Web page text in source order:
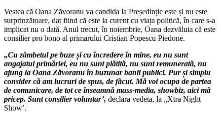
Vestea că Oana Zăvoranu va candida la Președinție este și nu este
surprinzătoare, dat fiind că este la curent cu viața politică, în care s-a
implicat nu o dată. Anul trecut, în noiembrie, Oana dezvăluia că este
consilier pro bono al primarului Cristian Popescu Piedone.
„Cu zâmbetul pe buze și cu încredere în mine, eu nu sunt
angajatul primăriei, eu nu sunt plătită, nu sunt remunerată, nu
ajung la Oana Zăvoranu în buzunar banii publici. Pur și simplu
consider că am lucruri de spus, de făcut. Mă voi ocupa de partea
de comunicare, de tot ce înseamnă mass-media, showbiz, aici mă
pricep. Sunt consilier voluntar’, declara vedeta, la „Xtra Night
Show’.